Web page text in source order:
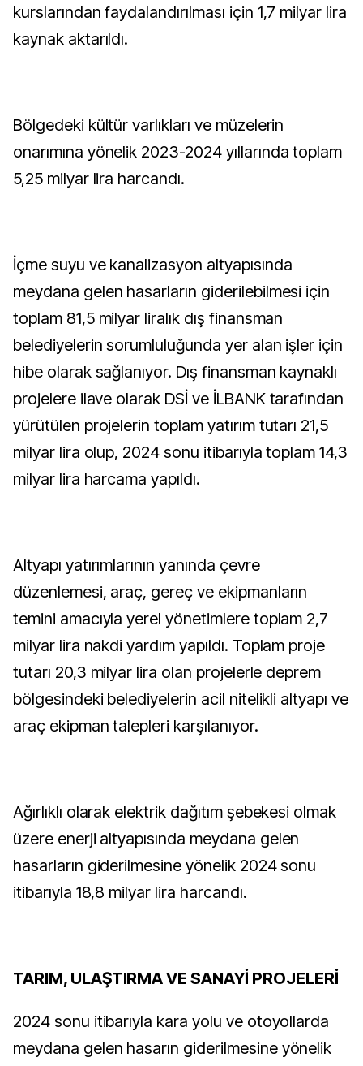
kurslarından faydalandırılması için 1,7 milyar lira
kaynak aktarıldı.
Bölgedeki kültür varlıkları ve müzelerin
onarımına yönelik 2023-2024 yıllarında toplam
5,25 milyar lira harcandı.
İçme suyu ve kanalizasyon altyapısında
meydana gelen hasarların giderilebilmesi için
toplam 81,5 milyar liralık dış finansman
belediyelerin sorumluluğunda yer alan işler için
hibe olarak sağlanıyor. Dış finansman kaynaklı
projelere ilave olarak DSİ ve İLBANK tarafından
yürütülen projelerin toplam yatırım tutarı 21,5
milyar lira olup, 2024 sonu itibarıyla toplam 14,3
milyar lira harcama yapıldı.
Altyapı yatırımlarının yanında çevre
düzenlemesi, araç, gereç ve ekipmanların
temini amacıyla yerel yönetimlere toplam 2,7
milyar lira nakdi yardım yapıldı. Toplam proje
tutarı 20,3 milyar lira olan projelerle deprem
bölgesindeki belediyelerin acil nitelikli altyapı ve
araç ekipman talepleri karşılanıyor.
Ağırlıklı olarak elektrik dağıtım şebekesi olmak
üzere enerji altyapısında meydana gelen
hasarların giderilmesine yönelik 2024 sonu
itibarıyla 18,8 milyar lira harcandı.
TARIM, ULAŞTIRMA VE SANAYİ PROJELERİ
2024 sonu itibarıyla kara yolu ve otoyollarda
meydana gelen hasarın giderilmesine yönelik